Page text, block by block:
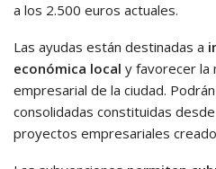
a los 2.500 euros actuales.
Las ayudas están destinadas a
económica local y favorecer la
empresarial de la ciudad.
consolidadas constituidas
proyectos empresariales